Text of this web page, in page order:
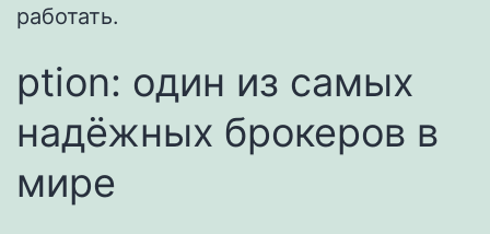
работать.
ption: один из самых
надёжных брокеров в
мире